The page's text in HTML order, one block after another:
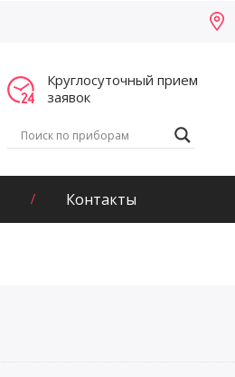
Круглосуточный прием
заявок
Контакты